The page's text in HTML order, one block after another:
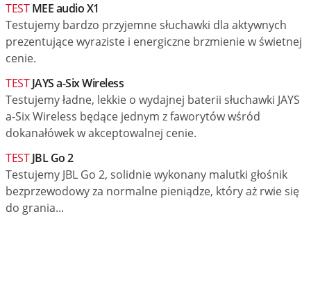
TESTMEE audio X1
Testujemy bardzo przyjemne słuchawki dla aktywnych
prezentujące wyraziste i energiczne brzmienie w świetnej
cenie.
TESTJAYS a-Six Wireless
Testujemy ładne, lekkie o wydajnej baterii słuchawki JAYS
a-Six Wireless będące jednym z faworytów wśród
dokanałówek w akceptowalnej cenie.
TESTJBL Go 2
Testujemy JBL Go 2, solidnie wykonany malutki głośnik
bezprzewodowy za normalne pieniądze, który aż rwie się
do grania...